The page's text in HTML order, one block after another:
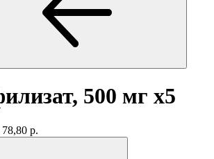
500 мг x5
78,80 р.